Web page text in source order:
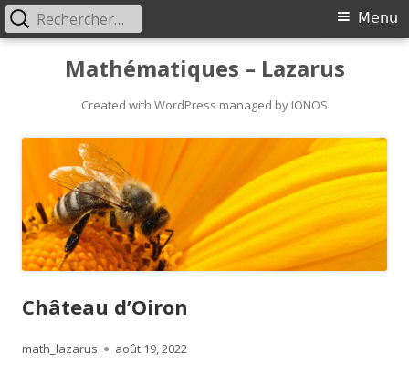
Mathématiques – Lazarus
Created with WordPress managed by IONOS
Primary
Menu
Rechercher :
Château d’Oiron
Author
math_lazarus
Published
août 19, 2022